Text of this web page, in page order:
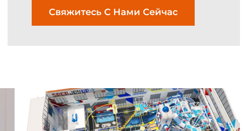
Свяжитесь С Нами Сейчас